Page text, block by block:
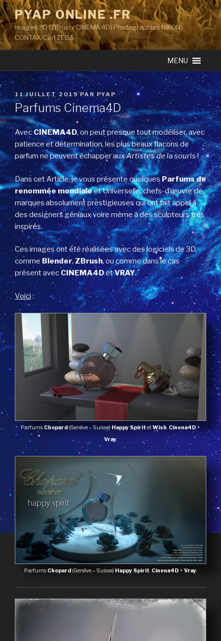
Aller
au
contenu
principal
PYAP ONLINE .FR
Images 3D (ZBrush, CINEMA 4D) Photographies NIKON,
CONTAX/Carl ZEISS
MENU
PUBLIÉ
LE
11 JUILLET 2019PAR PYAP
Parfums Cinema4D
AvecCINEMA4D, on peut presque tout modéliser, avec
patience et détermination, les plus beaux flacons de
parfum ne peuvent échapper auxArtistes de la souris!
Dans cet Article, je vous présente quelques Parfums de
renommée mondialeet Universelle, chefs-d’œuvre de
marques absolument prestigieuses qui ont fait appel à
des designers géniaux voire même à des sculpteurs très
inspirés.
Ces images ont été réalisées avec des logiciels de 3D,
comme Blender,ZBrush, ou comme dans le cas
présent avec CINEMA4DetVRAY.
Voici :
Parfums Chopard (Genève – Suisse) Happy Spirit etWish. Cinena4D+
Vray.
Parfums Chopard(Genève – Suisse) Happy Spirit. Cinena4D+ Vray.